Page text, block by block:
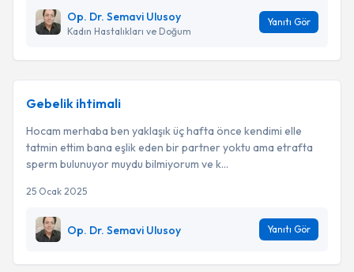
Op. Dr. Semavi Ulusoy
Kadın Hastalıkları ve Doğum
Yanıtı Gör
Gebelik ihtimali
Hocam merhaba ben yaklaşık üç hafta önce kendimi elle
tatmin ettim bana eşlik eden bir partner yoktu ama etrafta
sperm bulunuyor muydu bilmiyorum ve k...
25 Ocak 2025
Op. Dr. Semavi Ulusoy Yanıtı Gör